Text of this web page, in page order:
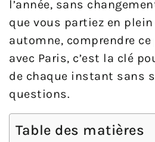
l’année, sans
que vous partiez en plein
automne, comprendre
avec Paris, c’est la clé
de chaque instant sans
questions.
Table des matières